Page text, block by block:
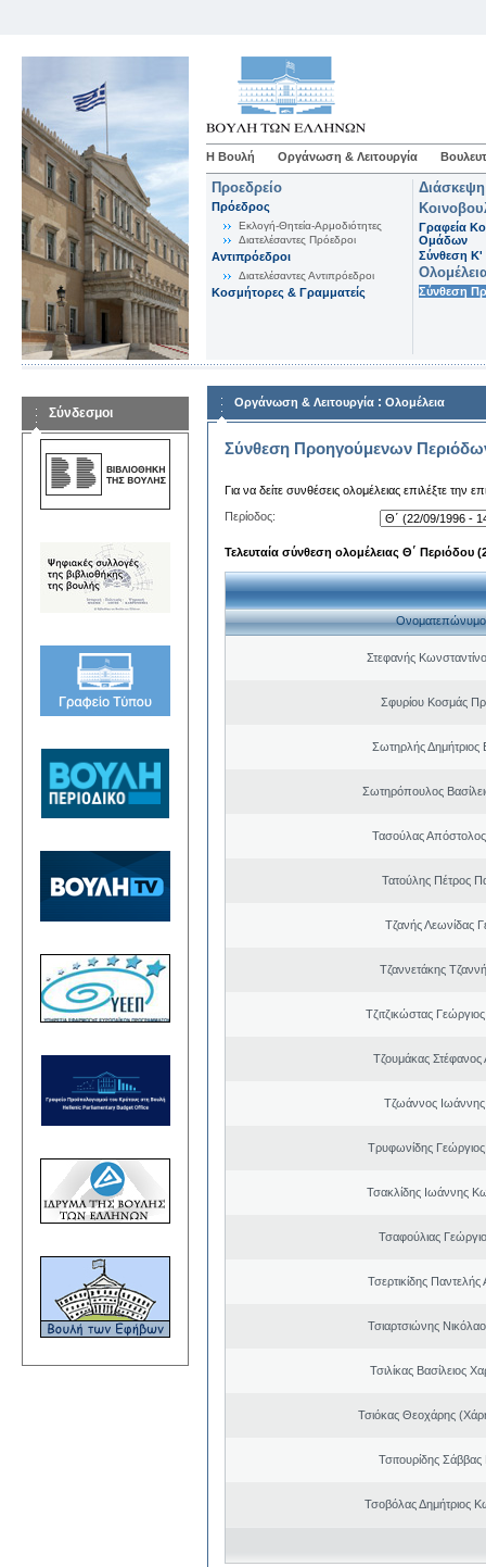
Η Βουλή Οργάνωση & Λειτουργία
Προεδρείο
Πρόεδρος
Εκλογή-Θητεία-Αρμοδιότητες
Διατελέσαντες Πρόεδροι
Αντιπρόεδροι
Διατελέσαντες Αντιπρόεδροι
Κοσμήτορες & Γραμματείς
Γραφεία
Ομάδων
Σύνθεση K'
Σύνθεση
Σύνδεσμοι
Οργάνωση & Λειτουργία : Ολομέλεια
Σύνθεση Προηγούμενων
Για να δείτε συνθέσεις ολομέλειας επιλέξτε την
Περίοδος:
Τελευταία σύνθεση ολομέλειας Θ΄ Περιόδου
Ονοματεπώνυμο
Στεφανής
Σφυρίου Κοσμάς
Σωτηρλής Δημήτριος
Σωτηρόπουλος
Τασούλας Απόστολος
Τατούλης Πέτρος
Τζανής Λεωνίδας
Τζαννετάκης
Τζιτζικώστας
Τζουμάκας Στέφανος
Τζωάννος Ιωάννης
Τρυφωνίδης
Τσακλίδης Ιωάννης
Τσαφούλιας
Τσερτικίδης Παντελής
Τσιαρτσιώνης
Τσιλίκας Βασίλειος
Τσιόκας Θεοχάρης
Τσιτουρίδης Σάββας
Τσοβόλας Δημήτριος